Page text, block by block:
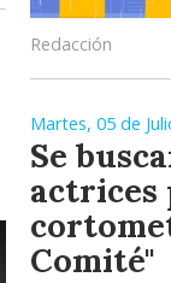
Redacción
Martes, 05 de
Se
actrices
Comité"